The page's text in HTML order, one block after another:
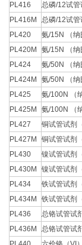
PL416
总磷/12试
PL416M
总磷/12试
PL420
氨/15N （
PL420M
氨/15N （
PL424
氨/50N （
PL424M
氨/50N （
PL425
氨/100N （
PL425M
氨/100N （
PL427
铜试管试剂
PL427M
铜试管试剂
PL430
镍试管试剂
PL430M
镍试管试剂
PL434
铁试管试剂
PL434M
铁试管试剂
PL436
总铬试管试
PL436M
总铬试管试